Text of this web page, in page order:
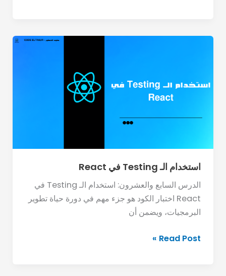
استخدام الـ Testing في React
الدرس السابع والعشرون: استخدام الـ Testing في
React اختبار الكود هو جزء مهم في دورة حياة تطوير
البرمجيات، ويضمن أن
في
Read Post »